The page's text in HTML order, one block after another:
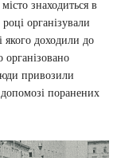
знаходиться в
організували
якого доходили до
організовано
привозили
поранених